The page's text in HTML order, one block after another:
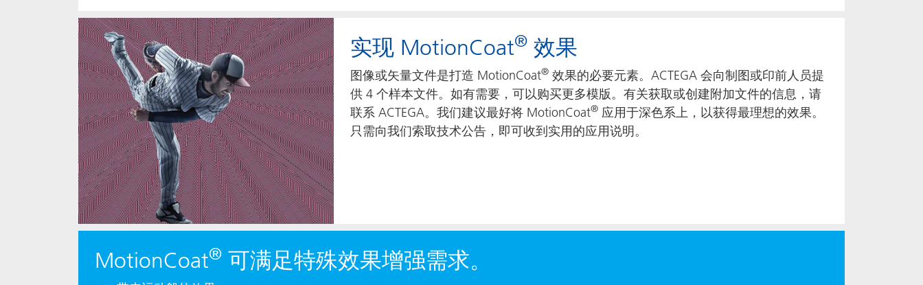
实现 MotionCoat® 效果
图像或矢量文件是打造 MotionCoat® 效果的必要元素。ACTEGA 会向制图或印前人员提
供 4 个样本文件。如有需要，可以购买更多模版。有关获取或创建附加文件的信息，请
联系 ACTEGA。我们建议最好将 MotionCoat® 应用于深色系上，以获得最理想的效果。
只需向我们索取技术公告，即可收到实用的应用说明。
MotionCoat® 可满足特殊效果增强需求。